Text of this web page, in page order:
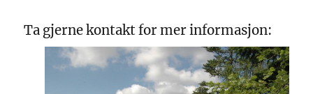
Ta gjerne kontakt for mer informasjon: